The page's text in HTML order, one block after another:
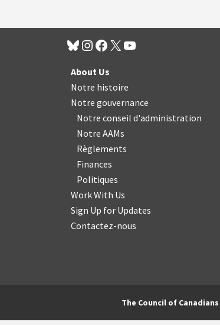
About Us
Notre histoire
Notre gouvernance
Notre conseil d'administration
Notre AAMs
Règlements
Finances
Politiques
Work With Us
Sign Up for Updates
Contactez-nous
The Council of Canadians